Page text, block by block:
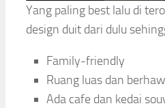
Yang paling best lalu di
design duit dari dulu
Family-friendly
Ruang luas dan
Ada cafe dan kedai